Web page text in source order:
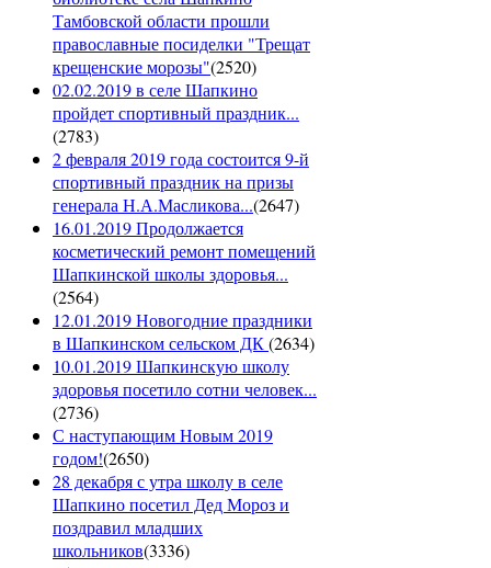
Тамбовской области прошли
православные посиделки "Трещат
крещенские морозы"(2520)
02.02.2019 в селе Шапкино
пройдет спортивный праздник...
(2783)
2 февраля 2019 года состоится 9-й
спортивный праздник на призы
генерала Н.А.Масликова...(2647)
16.01.2019 Продолжается
косметический ремонт помещений
Шапкинской школы здоровья...
(2564)
12.01.2019 Новогодние праздники
в Шапкинском сельском ДК(2634)
10.01.2019 Шапкинскую школу
здоровья посетило сотни человек...
(2736)
С наступающим Новым 2019
годом!(2650)
28 декабря с утра школу в селе
Шапкино посетил Дед Мороз и
поздравил младших
школьников(3336)